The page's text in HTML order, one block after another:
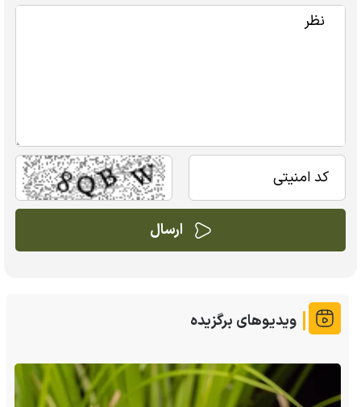
ویدیوهای برگزیده